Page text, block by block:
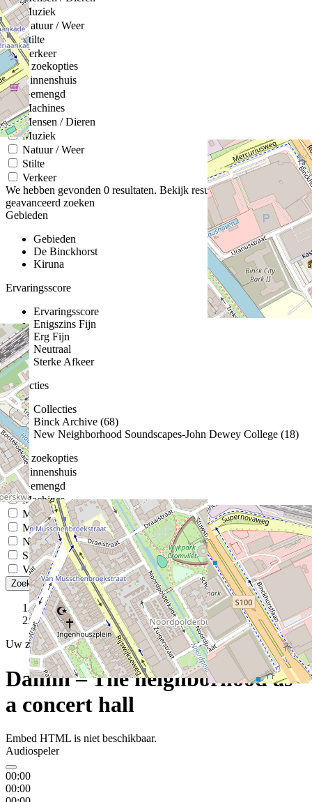
Muziek
Natuur / Weer
Stilte
Verkeer
Meer zoekopties
Binnenshuis
Gemengd
Machines
Mensen / Dieren
Muziek
Natuur / Weer
Stilte
Verkeer
We hebben gevonden 0 resultaten. Bekijk resultaten
geavanceerd zoeken
Gebieden
Gebieden
De Binckhorst
Kiruna
Ervaringsscore
Ervaringsscore
Enigszins Fijn
Erg Fijn
Neutraal
Sterke Afkeer
Collecties
Collecties
Binck Archive (68)
New Neighborhood Soundscapes-John Dewey College (18)
Meer zoekopties
Binnenshuis
Gemengd
Machines
Mensen / Dieren
Muziek
Natuur / Weer
Stilte
Verkeer
Zoeken naar geluiden we hebben gevonden0uitslagen
Kaart
Damin – The neighborhood as a concert hall
Uw zoekresultaten
Damin – The neighborhood as
a concert hall
Embed HTML is niet beschikbaar.
Audiospeler
00:00
00:00